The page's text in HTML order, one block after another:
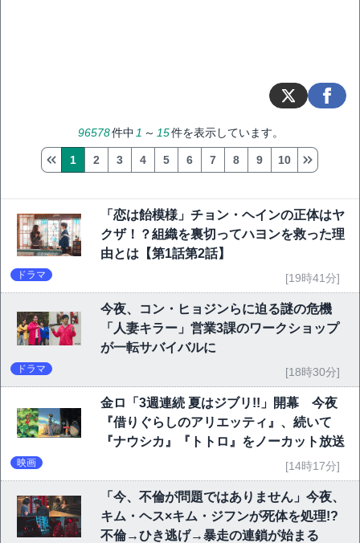
96578件中 1 ～ 15件を表示しています。
1 2 3 4 5 6 7 8 9 10
「恋は飴模様」チョン・ヘインの正体はヤ
クザ！？組織を裏切ってハヨンを救った理
由とは【第1話第2話】
ドラマ [19時41分]
今夜、コン・ヒョジンらに迫る謎の危機
「人妻キラー」営業3課のワークショップ
が一転サバイバルに
ドラマ [18時30分]
金ロ「3週連続 夏はジブリ!!」開幕 今夜
『借りぐらしのアリエッティ』、続いて
『ナウシカ』『トトロ』をノーカット放送
映画 [14時17分]
「今、不倫が問題ではありません」今夜、
キム・ヘス×キム・ジフンが死体を処理!?
不倫→ひき逃げ→暴走の連鎖が始まる